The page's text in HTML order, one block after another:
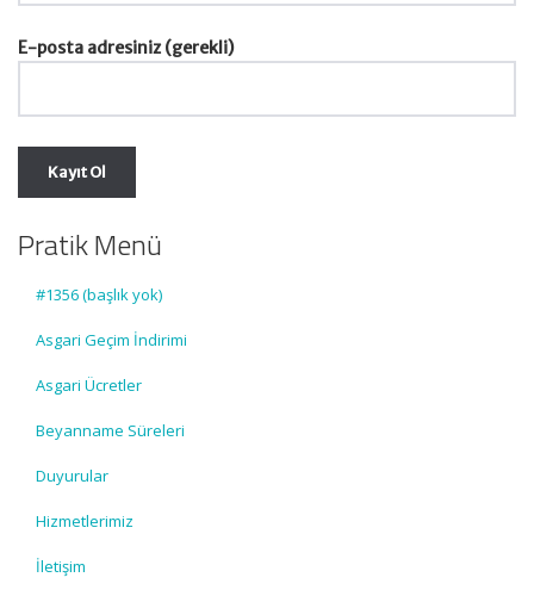
E-posta adresiniz (gerekli)
Pratik Menü
#1356 (başlık yok)
Asgari Geçim İndirimi
Asgari Ücretler
Beyanname Süreleri
Duyurular
Hizmetlerimiz
İletişim